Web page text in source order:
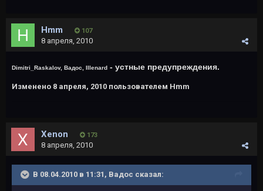
Hmm 107
8 апреля, 2010
Dimitri_Raskalov, Вадос, IIIenard - устные предупреждения.
Изменено 8 апреля, 2010 пользователем Hmm
Xenon 173
8 апреля, 2010
В 08.04.2010 в 11:31, Вадос сказал: